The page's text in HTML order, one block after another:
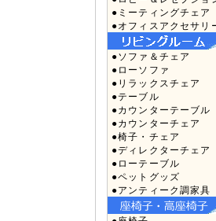
●ミーティングチェア
●オフィスアクセサリ
●ソファ＆チェア
●ローソファ
●リラックスチェア
●テーブル
●カウンターテーブル
●カウンターチェア
●椅子・チェア
●ディレクターチェア
●ローテーブル
●ペットグッズ
●アンティーク調家具